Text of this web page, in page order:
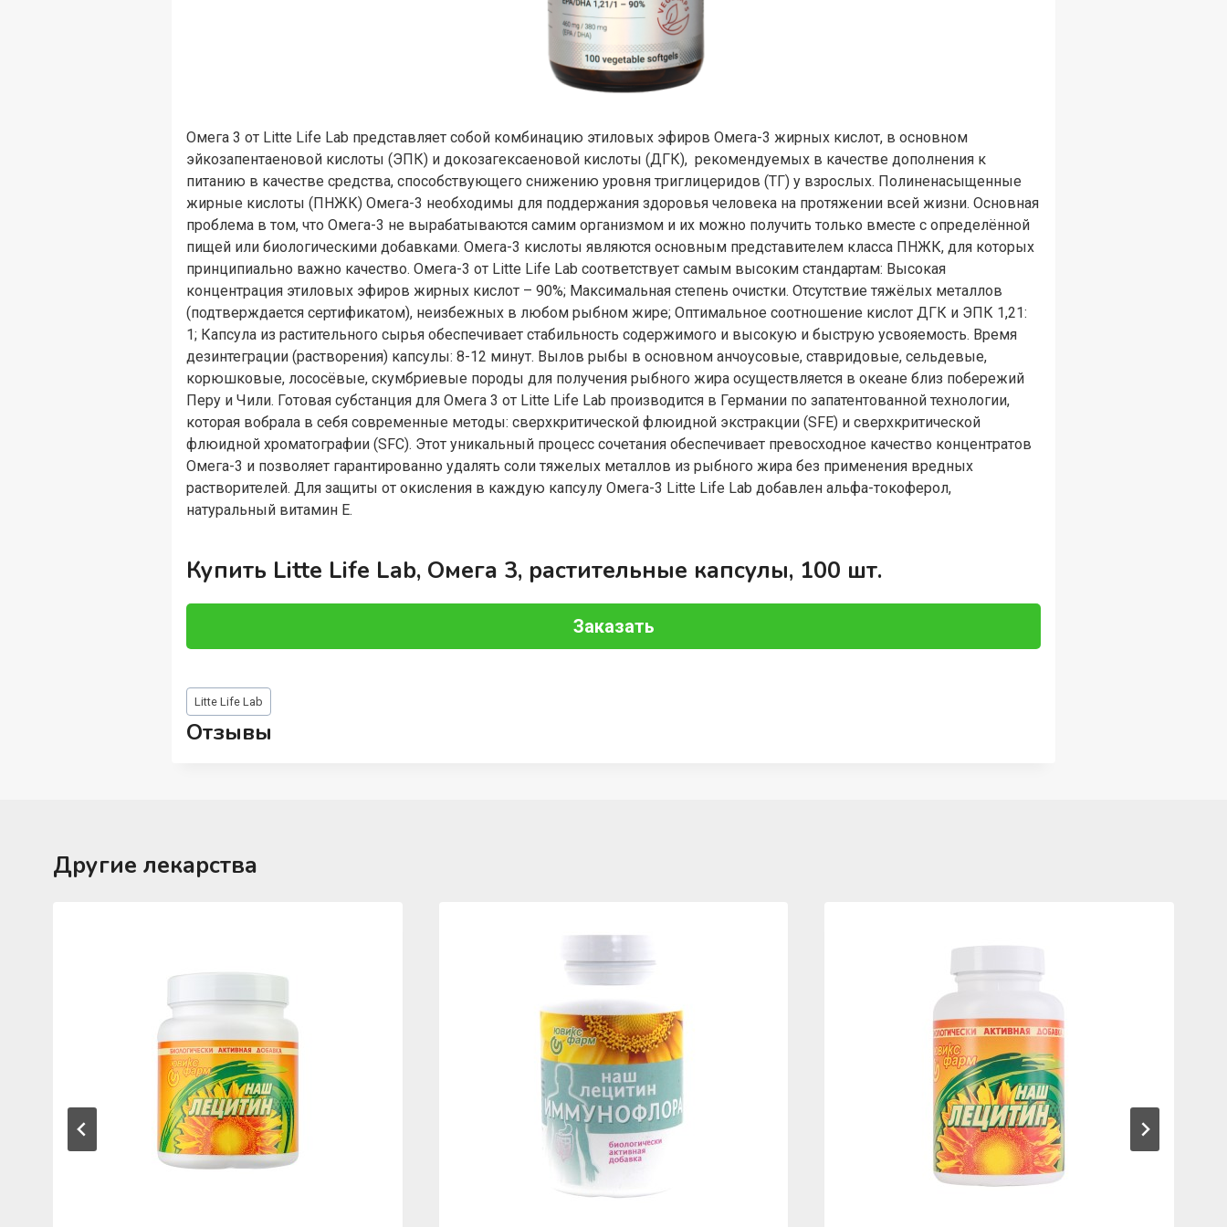
Омега 3 от Litte Life Lab представляет собой комбинацию этиловых эфиров Омега-3 жирных кислот, в основном
эйкозапентаеновой кислоты (ЭПК) и докозагексаеновой кислоты (ДГК), рекомендуемых в качестве дополнения к
питанию в качестве средства, способствующего снижению уровня триглицеридов (ТГ) у взрослых. Полиненасыщенные
жирные кислоты (ПНЖК) Омега-3 необходимы для поддержания здоровья человека на протяжении всей жизни. Основная
проблема в том, что Омега-3 не вырабатываются самим организмом и их можно получить только вместе с определённой
пищей или биологическими добавками. Омега-3 кислоты являются основным представителем класса ПНЖК, для которых
принципиально важно качество. Омега-3 от Litte Life Lab соответствует самым высоким стандартам: Высокая
концентрация этиловых эфиров жирных кислот – 90%; Максимальная степень очистки. Отсутствие тяжёлых металлов
(подтверждается сертификатом), неизбежных в любом рыбном жире; Оптимальное соотношение кислот ДГК и ЭПК 1,21:
1; Капсула из растительного сырья обеспечивает стабильность содержимого и высокую и быструю усвояемость. Время
дезинтеграции (растворения) капсулы: 8-12 минут. Вылов рыбы в основном анчоусовые, ставридовые, сельдевые,
корюшковые, лососёвые, скумбриевые породы для получения рыбного жира осуществляется в океане близ побережий
Перу и Чили. Готовая субстанция для Омега 3 от Litte Life Lab производится в Германии по запатентованной технологии,
которая вобрала в себя современные методы: сверхкритической флюидной экстракции (SFE) и сверхкритической
флюидной хроматографии (SFC). Этот уникальный процесс сочетания обеспечивает превосходное качество концентратов
Омега-3 и позволяет гарантированно удалять соли тяжелых металлов из рыбного жира без применения вредных
растворителей. Для защиты от окисления в каждую капсулу Омега-3 Litte Life Lab добавлен альфа-токоферол,
натуральный витамин Е.
Купить Litte Life Lab, Омега 3, растительные капсулы, 100 шт.
Заказать
Метки
записи:
Litte Life Lab
Отзывы
Другие лекарства